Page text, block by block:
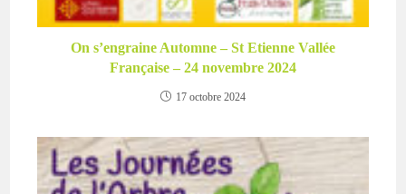
On s’engraine Automne – St Etienne Vallée
Française – 24 novembre 2024
17 octobre 2024